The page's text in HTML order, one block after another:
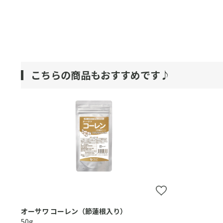
こちらの商品もおすすめです♪
オーサワ コーレン（節蓮根入り）